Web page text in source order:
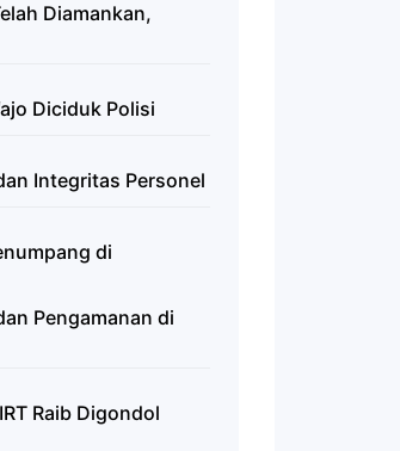
Diamankan,
Diciduk Polisi
Integritas Personel
di
Pengamanan di
Raib Digondol